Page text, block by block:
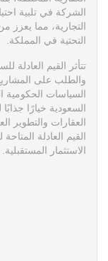
الشركة في تلبية
التجارية، مما
التحتية في المملكة.
تتأثر القيم العادلة
والطلب على
السياسات الحكومية
السعودية خيارًا
العقارات والتطوير
القيم العادلة
الاستثمار المستقبلية.